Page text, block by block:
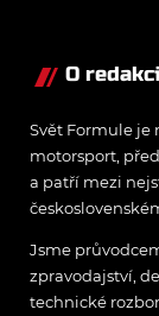
O
Svět Formule je
motorsport,
a patří mezi
Jsme
zpravodajství,
technické